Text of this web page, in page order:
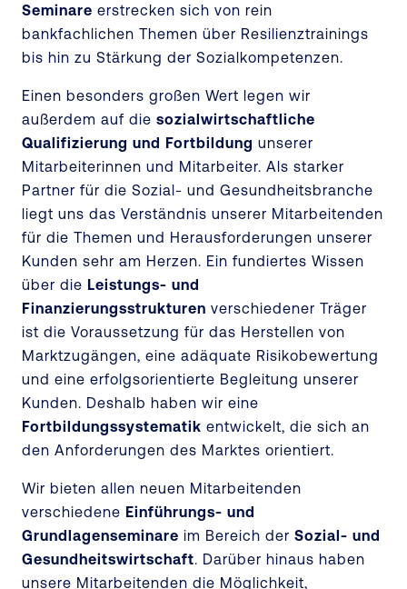
Seminare erstrecken sich von rein
bankfachlichen Themen über Resilienztrainings
bis hin zu Stärkung der Sozialkompetenzen.
Einen besonders großen Wert legen wir
außerdem auf die sozialwirtschaftliche
Qualifizierung und Fortbildung unserer
Mitarbeiterinnen und Mitarbeiter. Als starker
Partner für die Sozial- und Gesundheitsbranche
liegt uns das Verständnis unserer Mitarbeitenden
für die Themen und Herausforderungen unserer
Kunden sehr am Herzen. Ein fundiertes Wissen
über die Leistungs- und
Finanzierungsstrukturen verschiedener Träger
ist die Voraussetzung für das Herstellen von
Marktzugängen, eine adäquate Risikobewertung
und eine erfolgsorientierte Begleitung unserer
Kunden. Deshalb haben wir eine
Fortbildungssystematik entwickelt, die sich an
den Anforderungen des Marktes orientiert.
Wir bieten allen neuen Mitarbeitenden
verschiedene Einführungs- und
Grundlagenseminare im Bereich der Sozial- und
Gesundheitswirtschaft. Darüber hinaus haben
unsere Mitarbeitenden die Möglichkeit,